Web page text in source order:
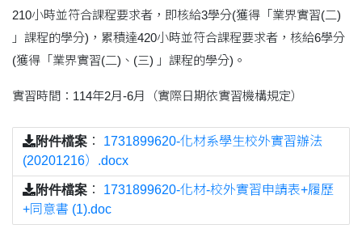
210小時並符合課程要求者，即核給3學分(獲得「業界實習(二)
」課程的學分)，累積達420小時並符合課程要求者，核給6學分
(獲得「業界實習(二)、(三) 」課程的學分)。
實習時間：114年2月-6月（實際日期依實習機構規定）
附件檔案 ： 1731899620-化材系學生校外實習辦法
(20201216）.docx
附件檔案 ： 1731899620-化材-校外實習申請表+履歷
+同意書 (1).doc